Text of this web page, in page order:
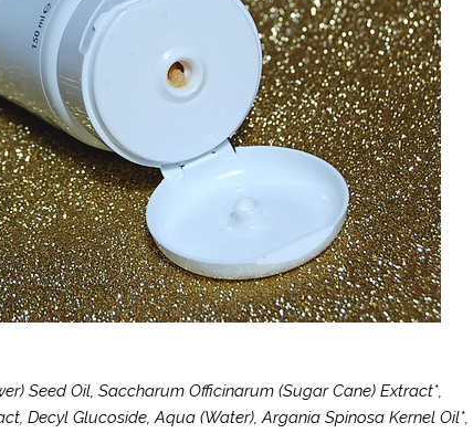
Seed Oil, Saccharum Officinarum (Sugar Cane) Extract*,
Decyl Glucoside, Aqua (Water), Argania Spinosa Kernel Oil*,